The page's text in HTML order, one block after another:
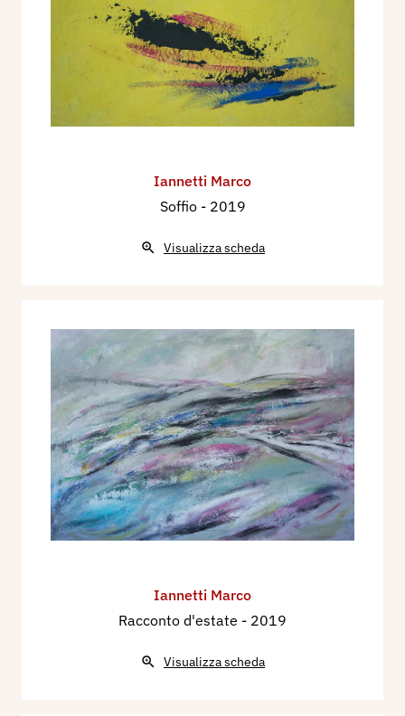
Iannetti Marco
Soffio - 2019
Visualizza scheda
Iannetti Marco
Racconto d'estate - 2019
Visualizza scheda